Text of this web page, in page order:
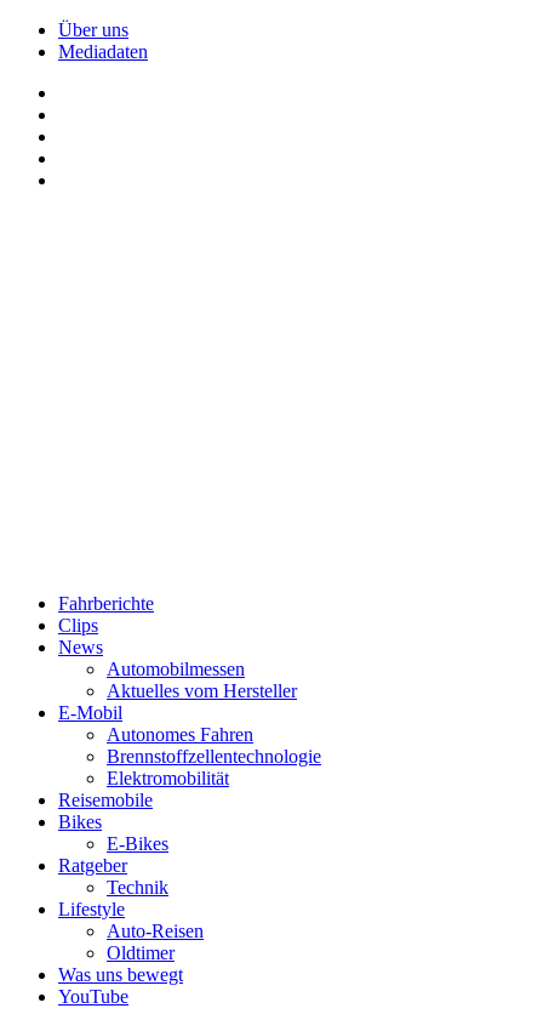
Über uns
Mediadaten
Fahrberichte
Clips
News
Automobilmessen
Aktuelles vom Hersteller
E-Mobil
Autonomes Fahren
Brennstoffzellentechnologie
Elektromobilität
Reisemobile
Bikes
E-Bikes
Ratgeber
Technik
Lifestyle
Auto-Reisen
Oldtimer
Was uns bewegt
YouTube